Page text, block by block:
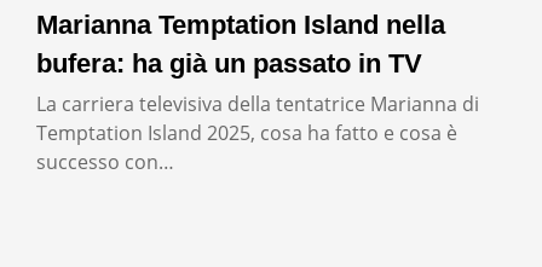
Marianna Temptation Island nella
bufera: ha già un passato in TV
La carriera televisiva della tentatrice Marianna di
Temptation Island 2025, cosa ha fatto e cosa è
successo con…